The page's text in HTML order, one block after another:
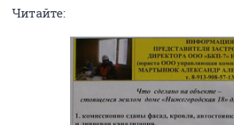
Читайте: